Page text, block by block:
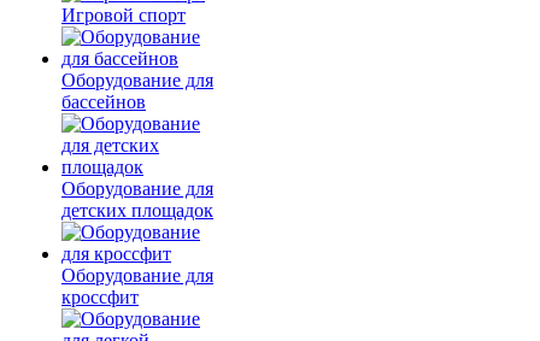
Игровой спорт
Оборудование для
бассейнов
Оборудование для
детских площадок
Оборудование для
кроссфит